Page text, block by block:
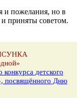
и пожелания, но в
приняты советом.
детского
посвящённого Дню